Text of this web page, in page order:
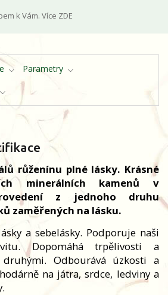
k Vám. Více ZDE
Parametry
růženínu plné lásky. Krásné
minerálních kamenů v
z jednoho druhu
zaměřených na lásku.
a sebelásky. Podporuje naši
Dopomáhá trpělivosti a
Odbourává úzkosti a
na játra, srdce, ledviny a